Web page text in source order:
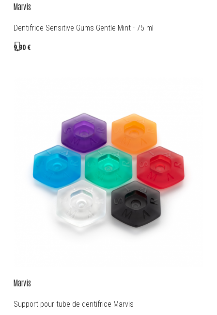
Marvis
Dentifrice Sensitive Gums Gentle Mint - 75 ml
9,90 €
Marvis
Support pour tube de dentifrice Marvis